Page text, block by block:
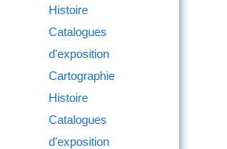
Histoire
Catalogues
d'exposition
Cartographie
Histoire
Catalogues
d'exposition